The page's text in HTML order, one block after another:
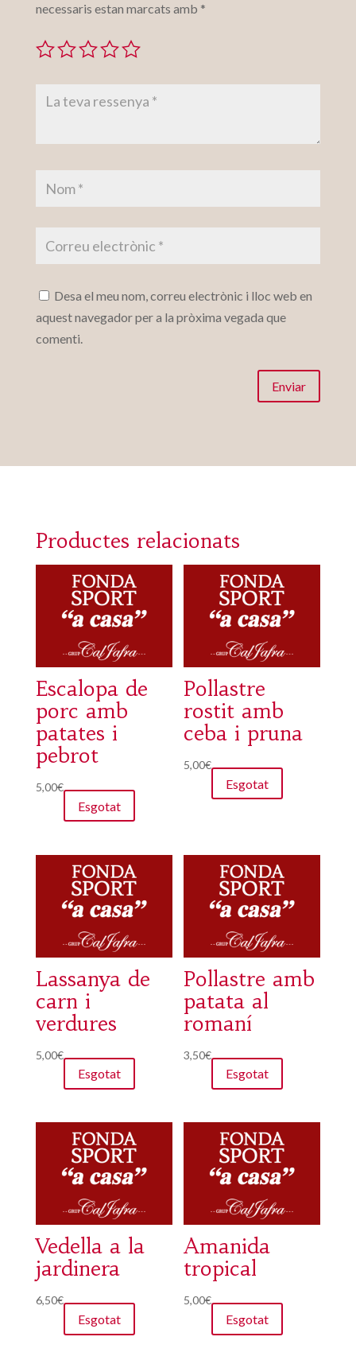
necessaris estan marcats amb *
Desa el meu nom, correu electrònic i lloc web en
aquest navegador per a la pròxima vegada que
comenti.
Enviar
Productes relacionats
Escalopa de
porc amb
patates i
pebrot
5,00€
Esgotat
Pollastre
rostit amb
ceba i pruna
5,00€
Esgotat
Lassanya de
carn i
verdures
5,00€
Esgotat
Pollastre amb
patata al
romaní
3,50€
Esgotat
Vedella a la
jardinera
6,50€
Esgotat
Amanida
tropical
5,00€
Esgotat